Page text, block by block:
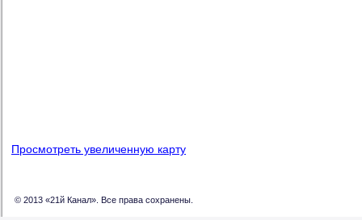
Просмотреть увеличенную карту
© 2013 «21й Канал». Все права сохранены.